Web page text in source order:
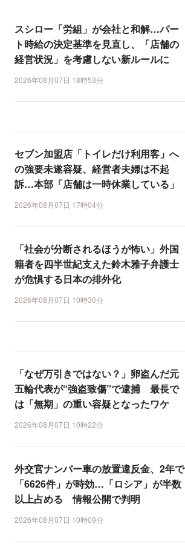
スシロー「労組」が会社と和解…パー
ト時給の決定基準を見直し、「店舗の
経営状況」を考慮しない新ルールに
2026年08月07日 18時53分
セブン加盟店「トイレだけ利用客」へ
の強要未遂容疑、経営者夫婦は不起
訴…本部「店舗は一時休業している」
2026年08月07日 17時04分
「社会が分断されるほうが怖い」外国
籍者を四半世紀支えた鈴木雅子弁護士
が危惧する日本の排外化
2026年08月07日 10時30分
「なぜ万引きではない？」卵盗んだ元
五輪代表が“強盗致傷”で逮捕 最長で
は「無期」の重い容疑となったワケ
2026年08月07日 10時22分
外交官ナンバー車の放置違反金、2年で
「6626件」が時効…「ロシア」が半数
以上占める 情報公開で判明
2026年08月07日 10時09分